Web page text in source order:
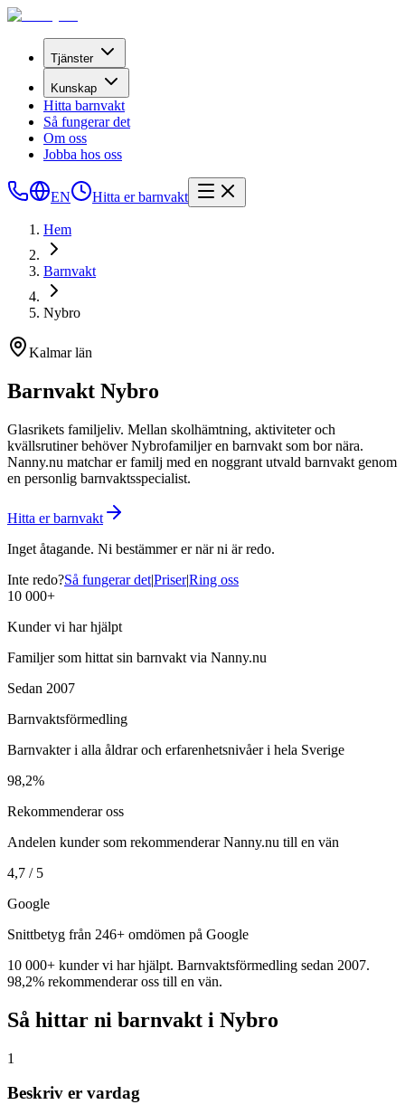
Tjänster
Kunskap
Hitta barnvakt
Så fungerar det
Om oss
Jobba hos oss
EN Hitta er barnvakt
Hem
Barnvakt
Nybro
Kalmar län
Barnvakt Nybro
Glasrikets familjeliv. Mellan skolhämtning, aktiviteter och
kvällsrutiner behöver Nybrofamiljer en barnvakt som bor nära.
Nanny.nu matchar er familj med en noggrant utvald barnvakt genom
en personlig barnvaktsspecialist.
Hitta er barnvakt
Inget åtagande. Ni bestämmer er när ni är redo.
Inte redo?Så fungerar det|Priser|Ring oss
10 000+
Kunder vi har hjälpt
Familjer som hittat sin barnvakt via Nanny.nu
Sedan 2007
Barnvaktsförmedling
Barnvakter i alla åldrar och erfarenhetsnivåer i hela Sverige
98,2%
Rekommenderar oss
Andelen kunder som rekommenderar Nanny.nu till en vän
4,7 / 5
Google
Snittbetyg från 246+ omdömen på Google
10 000+ kunder vi har hjälpt. Barnvaktsförmedling sedan 2007.
98,2% rekommenderar oss till en vän.
Så hittar ni barnvakt i Nybro
1
Beskriv er vardag